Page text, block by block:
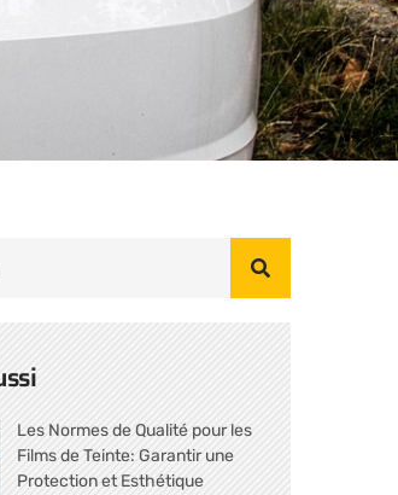
Les Normes de Qualité pour les
Films de Teinte: Garantir une
Protection et Esthétique